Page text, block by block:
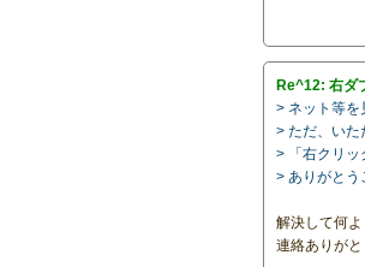
Re^12: 右ダ
> ネット等を
> ただ、いた
> 「右クリッ
> ありがとう
解決して何よ
連絡ありがと